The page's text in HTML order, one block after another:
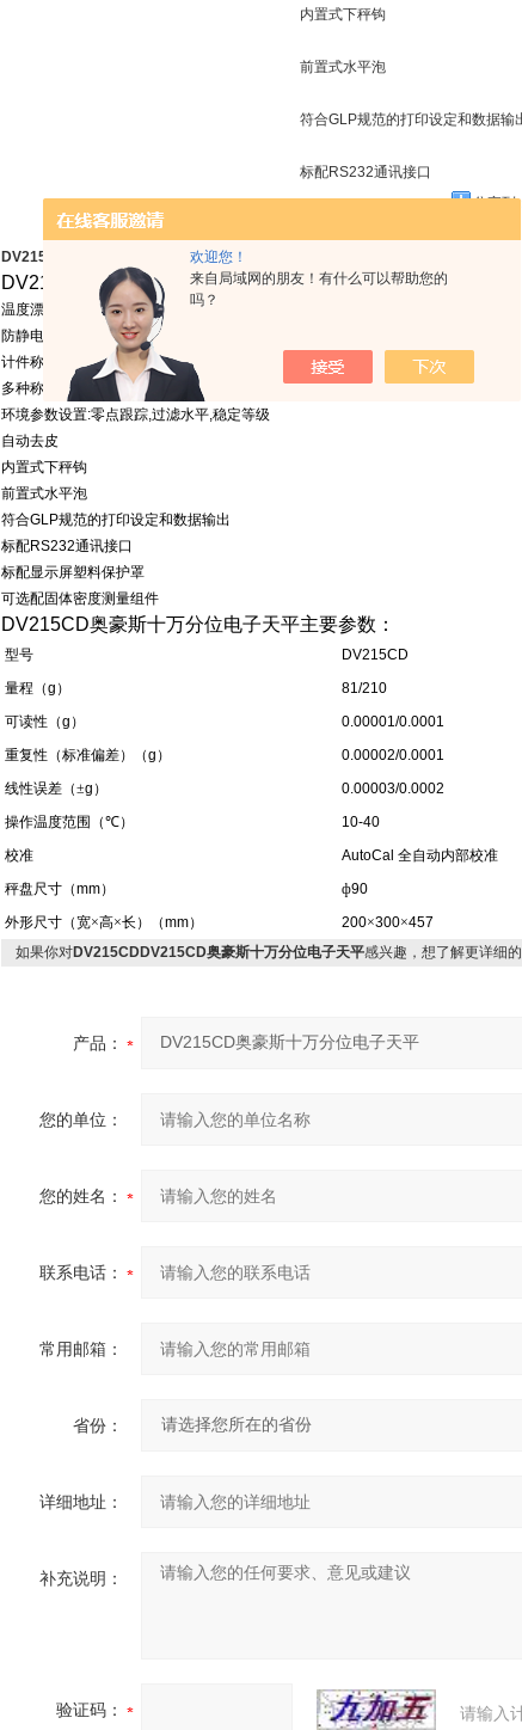
欢迎您！
来自局域网的朋友！有什么可以帮助您的
吗？
内置式下秤钩
前置式水平泡
符合GLP规范的打印设定和数据输
标配RS232通讯接口
分享到
DV215CDDV215CD奥豪斯十万分位电子天平
DV215CD 奥豪斯十万分位电子天平主要特点：
温度漂移触发天平全自动内校
防静电玻璃、全钢材质外壳
计件称量
百分比称量,检重称量 皮重,填充加样称量
多种称量单位及自定义单位
环境参数设置:零点跟踪,过滤水平,稳定等级
自动去皮
内置式下秤钩
前置式水平泡
符合GLP规范的打印设定和数据输出
标配RS232通讯接口
标配显示屏塑料保护罩
可选配固体密度测量组件
DV215CD奥豪斯十万分位电子天平主要参数 ：
型号
DV215CD
量程 （g）
81/210
可读性 （g）
0.00001/0.0001
重复性 （标准偏差）（g）
0.00002/0.0001
线性误差 （±g）
0.00003/0.0002
操作温度范围
（℃）
10-40
校准
AutoCal 全自动内部校准
秤盘尺寸 （mm） ф90
外形尺寸 （宽×高×长 ）（mm） 200×300×457
如果你对DV215CDDV215CD奥豪斯十万分位电子天平感兴趣，想了解更详细
产品：
您的单位：
您的姓名：
联系电话：
常用邮箱：
省份：
详细地址：
补充说明：
验证码： 请输入